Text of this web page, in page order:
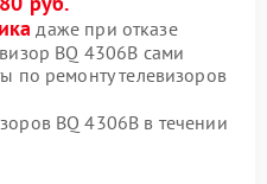
даже при отказе
BQ 4306B сами
по ремонту телевизоров
BQ 4306B в течении